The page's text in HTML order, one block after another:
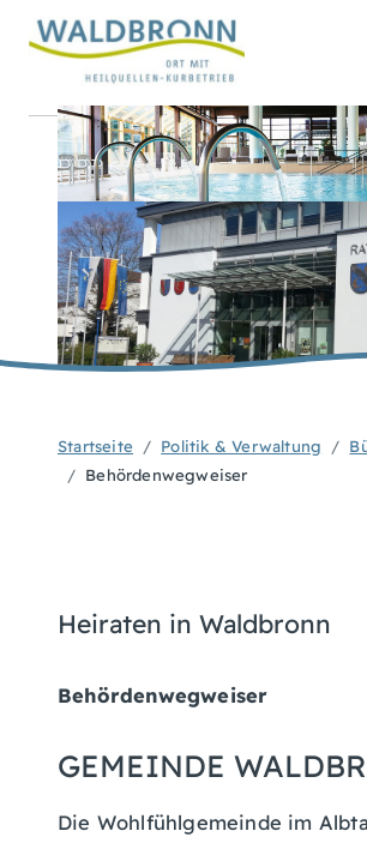
Startseite Politik & Verwaltung
Behördenwegweiser
Heiraten in Waldbronn
Behördenwegweiser
GEMEINDE
Die Wohlfühlgemeinde im